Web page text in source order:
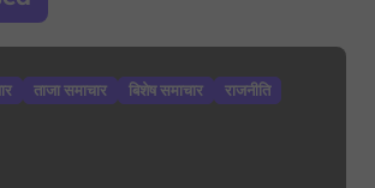
ताजा समाचार बिशेष समाचार
राजनीति